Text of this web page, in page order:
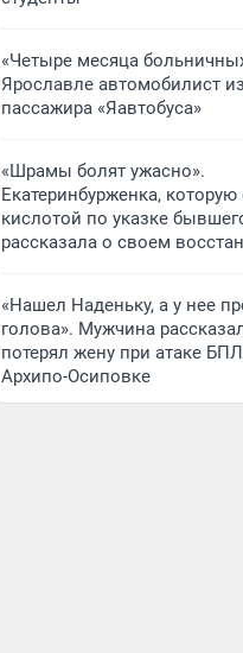
«Четыре месяца
Ярославле автомобилист
пассажира «Яавтобуса»
«Шрамы болят ужасно».
Екатеринбурженка,
кислотой по указке
рассказала о своем
«Нашел Наденьку, а у нее
голова». Мужчина
потерял жену при атаке
Архипо-Осиповке